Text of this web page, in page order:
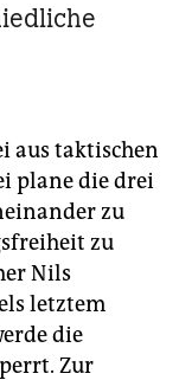
aus taktischen
plane die drei
zu
zu
Nils
letztem
die
Zur